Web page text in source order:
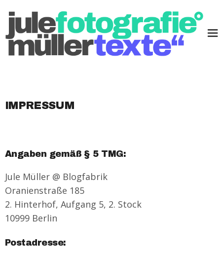
IMPRESSUM
Angaben gemäß § 5 TMG:
Jule Müller @ Blogfabrik
Oranienstraße 185
2. Hinterhof, Aufgang 5, 2. Stock
10999 Berlin
Postadresse: